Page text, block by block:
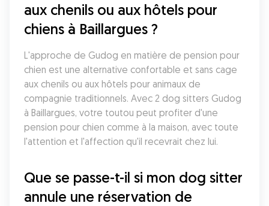
aux chenils ou aux hôtels pour
chiens à Baillargues ?
L'approche de Gudog en matière de pension pour
chien est une alternative confortable et sans cage
aux chenils ou aux hôtels pour animaux de
compagnie traditionnels. Avec 2 dog sitters Gudog
à Baillargues, votre toutou peut profiter d'une
pension pour chien comme à la maison, avec toute
l'attention et l'affection qu'il recevrait chez lui.
Que se passe-t-il si mon dog sitter
annule une réservation de